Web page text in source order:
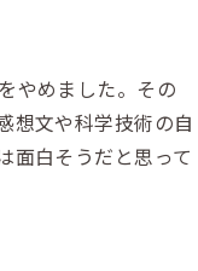
やめました。その
想文や科学技術の自
面白そうだと思って